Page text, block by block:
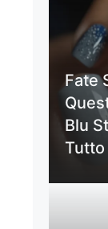
Fate
Blu
Tutto